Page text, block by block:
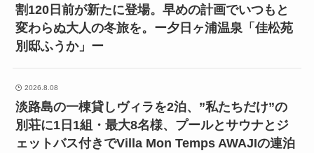
割120日前が新たに登場。早めの計画でいつもと
変わらぬ大人の冬旅を。ー夕日ヶ浦温泉「佳松苑
別邸ふうか」ー
2026.8.08
淡路島の一棟貸しヴィラを2泊、”私たちだけ”の
別荘に1日1組・最大8名様、プールとサウナとジ
ェットバス付きでVilla Mon Temps AWAJIの連泊